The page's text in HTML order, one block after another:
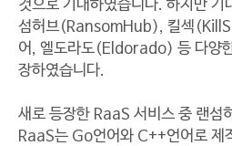
것으로 기대하였습니다. 하지만 기
섬허브(RansomHub), 킬섹
어, 엘도라도(Eldorado) 등 다양
장하였습니다.
새로 등장한 RaaS 서비스 중 랜
RaaS는 Go언어와 C++언어로 제